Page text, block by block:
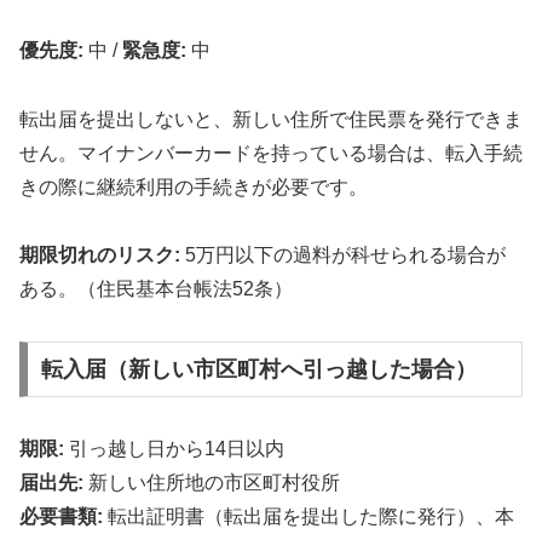
優先度: 中 / 緊急度: 中
転出届を提出しないと、新しい住所で住民票を発行できま
せん。マイナンバーカードを持っている場合は、転入手続
きの際に継続利用の手続きが必要です。
期限切れのリスク: 5万円以下の過料が科せられる場合が
ある。（住民基本台帳法52条）
転入届（新しい市区町村へ引っ越した場合）
期限: 引っ越し日から14日以内
届出先: 新しい住所地の市区町村役所
必要書類: 転出証明書（転出届を提出した際に発行）、本